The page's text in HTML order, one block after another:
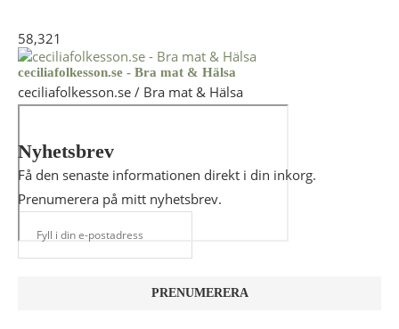
58,321
ceciliafolkesson.se - Bra mat & Hälsa
ceciliafolkesson.se / Bra mat & Hälsa
Nyhetsbrev
Få den senaste informationen direkt i din inkorg.
Prenumerera på mitt nyhetsbrev.